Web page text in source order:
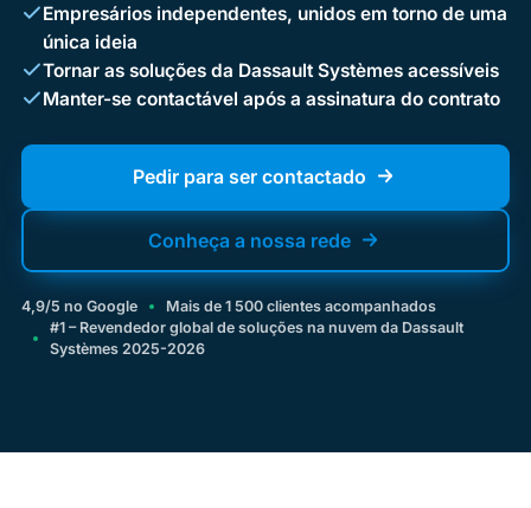
Empresários independentes, unidos em torno de uma
única ideia
Tornar as soluções da Dassault Systèmes acessíveis
Manter-se contactável após a assinatura do contrato
Pedir para ser contactado
Conheça a nossa rede
4,9/5 no Google
Mais de 1 500 clientes acompanhados
#1 – Revendedor global de soluções na nuvem da Dassault
Systèmes 2025-2026